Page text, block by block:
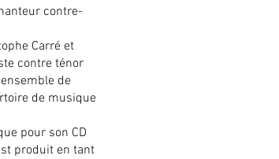
contre-
Carré et
contre ténor
de
de musique
pour son CD
produit en tant